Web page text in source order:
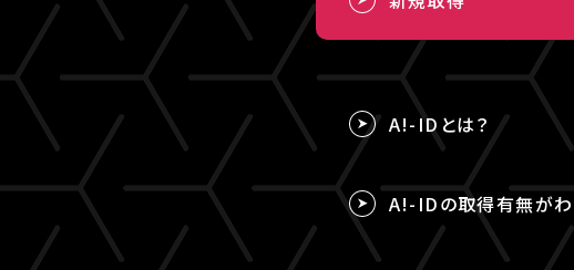
A!-IDとは？
A!-IDの取得有無が